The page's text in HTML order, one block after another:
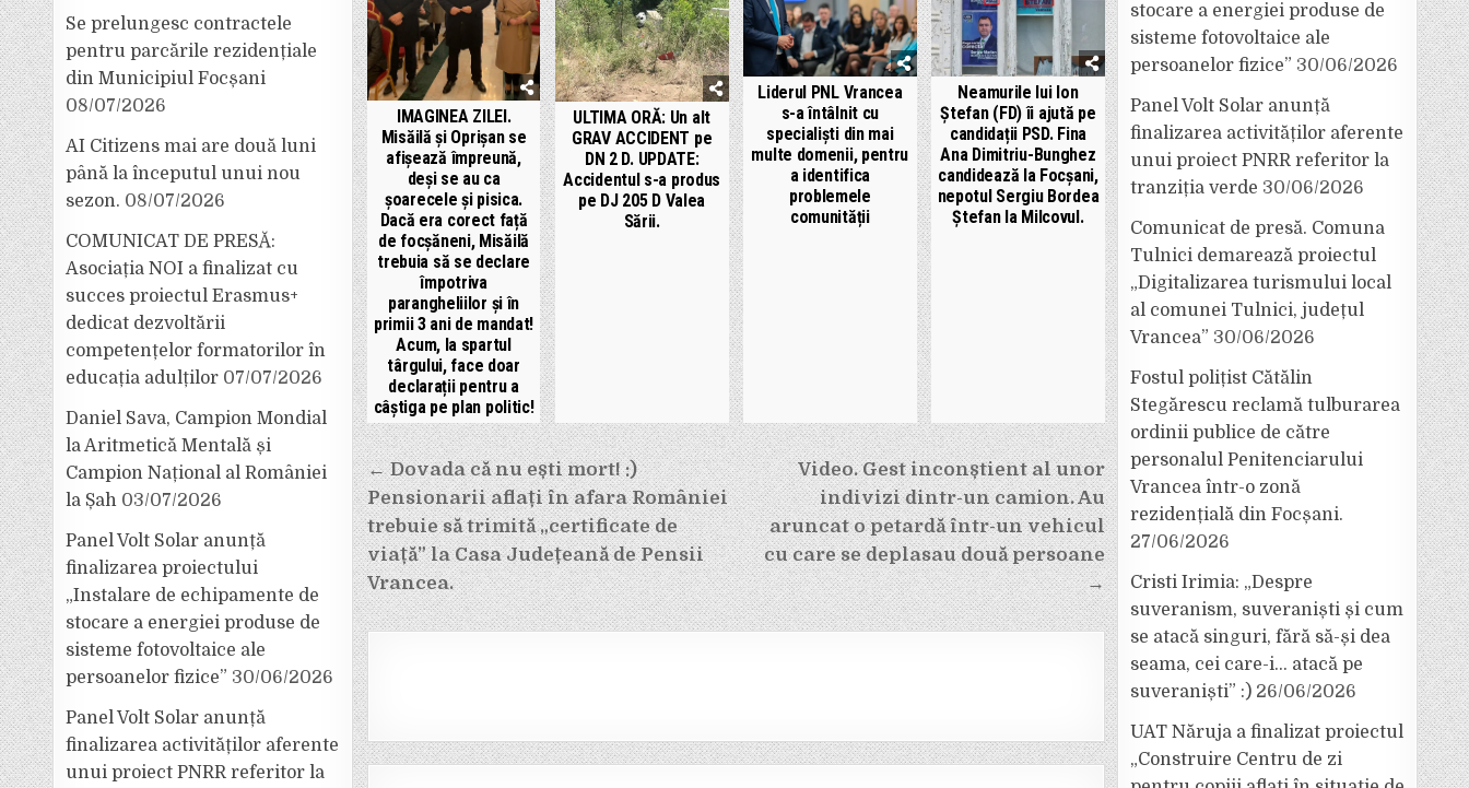
IMAGINEA ZILEI.
Misăilă și Oprișan se
afișează împreună,
deși se au ca
șoarecele și pisica.
Dacă era corect față
de focșăneni, Misăilă
trebuia să se declare
împotriva
parangheliilor și în
primii 3 ani de mandat!
Acum, la spartul
târgului, face doar
declarații pentru a
câștiga pe plan politic!
ULTIMA ORĂ: Un alt
GRAV ACCIDENT pe
DN 2 D. UPDATE:
Accidentul s-a produs
pe DJ 205 D Valea
Sării.
Liderul PNL Vrancea
s-a întâlnit cu
specialiști din mai
multe domenii, pentru
a identifica
problemele
comunității
Neamurile lui Ion
Ștefan (FD) îi ajută pe
candidații PSD. Fina
Ana Dimitriu-Bunghez
candidează la Focșani,
nepotul Sergiu Bordea
Ștefan la Milcovul.
Navigare
în
articole
Video. Gest inconștient al unor
indivizi dintr-un camion. Au
aruncat o petardă într-un vehicul
cu care se deplasau două persoane
→
← Dovada că nu ești mort! :)
Pensionarii aflați în afara României
trebuie să trimită „certificate de
viață” la Casa Județeană de Pensii
Vrancea.
Se prelungesc contractele
pentru parcările rezidențiale
din Municipiul Focșani
08/07/2026
AI Citizens mai are două luni
până la începutul unui nou
sezon. 08/07/2026
COMUNICAT DE PRESĂ:
Asociația NOI a finalizat cu
succes proiectul Erasmus+
dedicat dezvoltării
competențelor formatorilor în
educația adulților 07/07/2026
Daniel Sava, Campion Mondial
la Aritmetică Mentală și
Campion Național al României
la Șah 03/07/2026
Panel Volt Solar anunță
finalizarea proiectului
„Instalare de echipamente de
stocare a energiei produse de
sisteme fotovoltaice ale
persoanelor fizice” 30/06/2026
Panel Volt Solar anunță
finalizarea activităților aferente
unui proiect PNRR referitor la
stocare a energiei produse de
sisteme fotovoltaice ale
persoanelor fizice” 30/06/2026
Panel Volt Solar anunță
finalizarea activităților aferente
unui proiect PNRR referitor la
tranziția verde 30/06/2026
Comunicat de presă. Comuna
Tulnici demarează proiectul
„Digitalizarea turismului local
al comunei Tulnici, județul
Vrancea” 30/06/2026
Fostul polițist Cătălin
Stegărescu reclamă tulburarea
ordinii publice de către
personalul Penitenciarului
Vrancea într-o zonă
rezidențială din Focșani.
27/06/2026
Cristi Irimia: „Despre
suveranism, suveraniști și cum
se atacă singuri, fără să-și dea
seama, cei care-i… atacă pe
suveraniști” :) 26/06/2026
UAT Năruja a finalizat proiectul
„Construire Centru de zi